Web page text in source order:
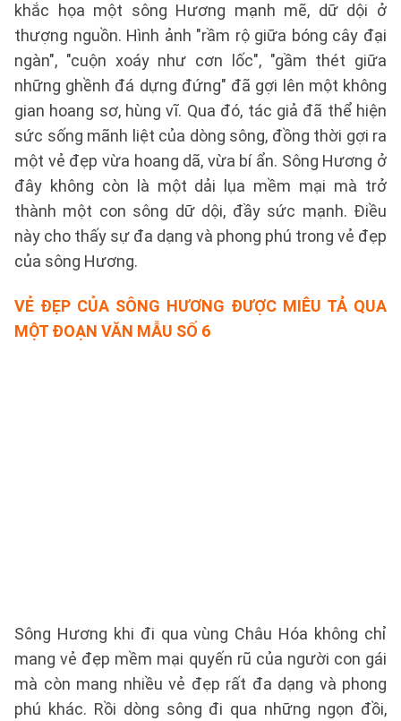
khắc họa một sông Hương mạnh mẽ, dữ dội ở
thượng nguồn. Hình ảnh "rầm rộ giữa bóng cây đại
ngàn", "cuộn xoáy như cơn lốc", "gầm thét giữa
những ghềnh đá dựng đứng" đã gợi lên một không
gian hoang sơ, hùng vĩ. Qua đó, tác giả đã thể hiện
sức sống mãnh liệt của dòng sông, đồng thời gợi ra
một vẻ đẹp vừa hoang dã, vừa bí ẩn. Sông Hương ở
đây không còn là một dải lụa mềm mại mà trở
thành một con sông dữ dội, đầy sức mạnh. Điều
này cho thấy sự đa dạng và phong phú trong vẻ đẹp
của sông Hương.
VẺ ĐẸP CỦA SÔNG HƯƠNG ĐƯỢC MIÊU TẢ QUA
MỘT ĐOẠN VĂN MẪU SỐ 6
Sông Hương khi đi qua vùng Châu Hóa không chỉ
mang vẻ đẹp mềm mại quyến rũ của người con gái
mà còn mang nhiều vẻ đẹp rất đa dạng và phong
phú khác. Rồi dòng sông đi qua những ngọn đồi,